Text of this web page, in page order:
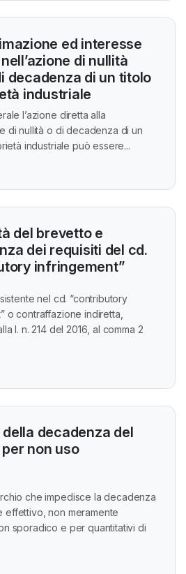
ed interesse
di nullità
decadenza di un titolo
industriale
l’azione diretta alla
di nullità o di decadenza di un
industriale può essere...
del brevetto e
dei requisiti del cd.
infringement”
nel cd. “contributory
o contraffazione indiretta,
l. n. 214 del 2016, al comma 2
decadenza del
non uso
che impedisce la decadenza
effettivo, non meramente
sporadico e per quantitativi di